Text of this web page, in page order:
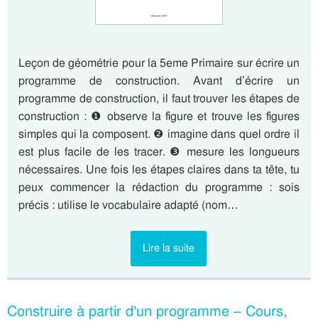
Leçon de géométrie pour la 5eme Primaire sur écrire un
programme de construction. Avant d’écrire un
programme de construction, il faut trouver les étapes de
construction : ❶ observe la figure et trouve les figures
simples qui la composent. ❷ imagine dans quel ordre il
est plus facile de les tracer. ❸ mesure les longueurs
nécessaires. Une fois les étapes claires dans ta tête, tu
peux commencer la rédaction du programme : sois
précis : utilise le vocabulaire adapté (nom…
Lire la suite
Construire à partir d’un programme – Cours,